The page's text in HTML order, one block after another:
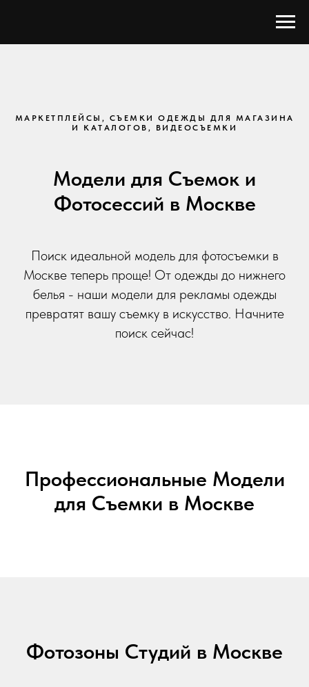
МАРКЕТПЛЕЙСЫ, СЪЕМКИ ОДЕЖДЫ ДЛЯ МАГАЗИНА
И КАТАЛОГОВ, ВИДЕОСЪЕМКИ
Модели для Съемок и
Фотосессий в Москве
Поиск идеальной модель для фотосъемки в
Москве теперь проще! От одежды до нижнего
белья - наши модели для рекламы одежды
превратят вашу съемку в искусство. Начните
поиск сейчас!
Профессиональные Модели
для Съемки в Москве
Фотозоны Студий в Москве